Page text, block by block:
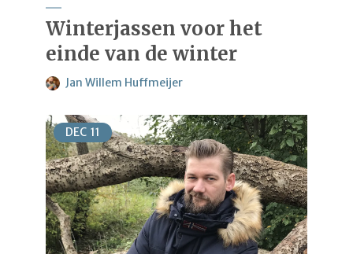
Winterjassen voor het
einde van de winter
Jan Willem Huffmeijer
DEC 11